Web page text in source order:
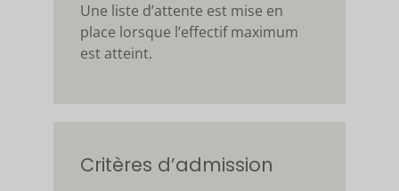
Une liste d’attente est mise en
place lorsque l’effectif maximum
est atteint.
Critères d’admission